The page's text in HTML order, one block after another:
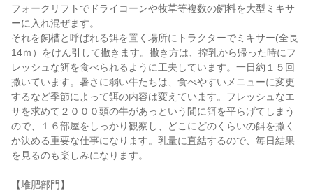
フォークリフトでドライコーンや牧草等複数の飼料を大型ミキサ
ーに入れ混ぜます。
それを飼槽と呼ばれる餌を置く場所にトラクターでミキサー(全長
14ｍ）をけん引して撒きます。撒き方は、搾乳から帰った時にフ
レッシュな餌を食べられるように工夫しています。一日約１５回
撒いています。暑さに弱い牛たちは、食べやすいメニューに変更
するなど季節によって餌の内容は変えています。フレッシュなエ
サを求めて２０００頭の牛があっという間に餌を平らげてしまう
ので、１６部屋をしっかり観察し、どこにどのくらいの餌を撒く
か決める重要な仕事になります。乳量に直結するので、毎日結果
を見るのも楽しみになります。
【堆肥部門】